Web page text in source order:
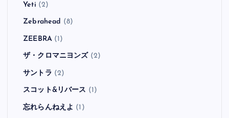
Yeti (2)
Zebrahead (8)
ZEEBRA(1)
ザ・クロマニヨンズ (2)
サントラ (2)
スコット&リバース (1)
忘れらんねえよ (1)